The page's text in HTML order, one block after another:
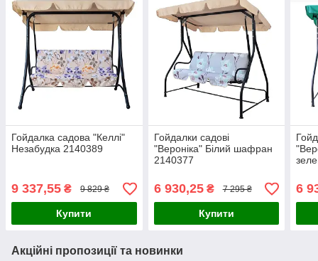
Гойдалка садова "Келлі"
Незабудка 2140389
9 337,55 ₴ 9 829 ₴
Купити
Гойдалки садові
"Вероніка" Білий шафран
2140377
6 930,25₴ 7 295 ₴
Купити
6
Акційні пропозиції та новинки